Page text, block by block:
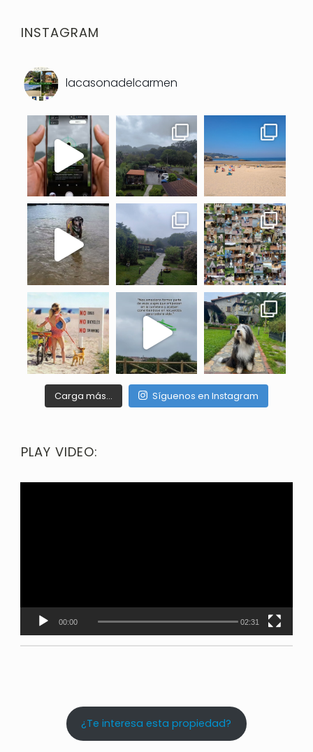
INSTAGRAM
lacasonadelcarmen
Carga más… Síguenos en Instagram
PLAY VIDEO:
00:00 02:31
¿Te interesa esta propiedad?